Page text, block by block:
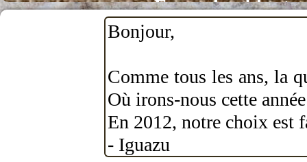
sud Brésil -nord
Bonjour,
Comme tous les ans, la
Où irons-nous cette
En 2012, notre choix est
- Iguazu